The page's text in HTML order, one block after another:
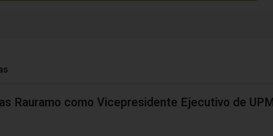
Rauramo como Vicepresidente Ejecutivo de UPM